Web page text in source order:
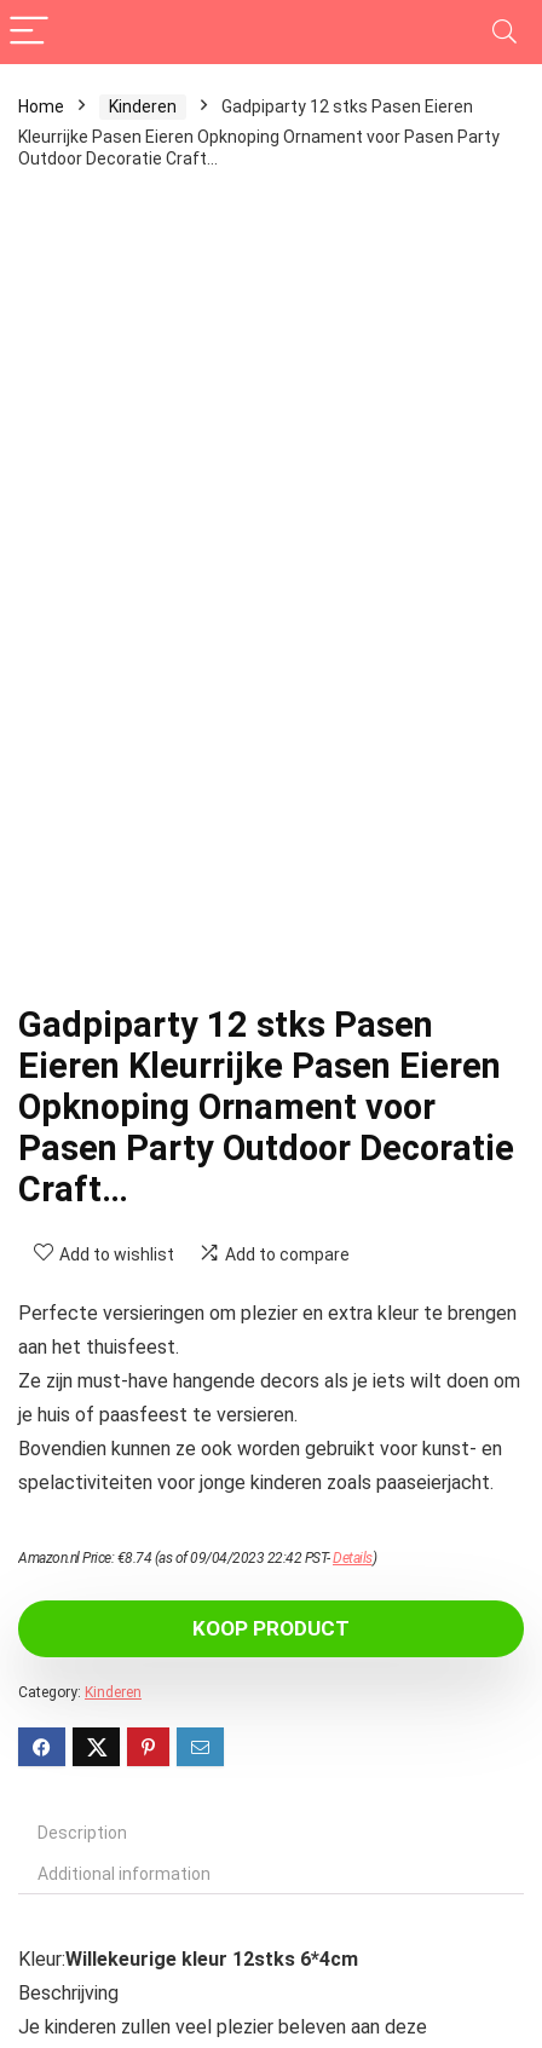
Home Kinderen
Gadpiparty 12 stks Pasen Eieren
Kleurrijke Pasen Eieren Opknoping Ornament voor Pasen Party
Outdoor Decoratie Craft…
Gadpiparty 12 stks Pasen
Eieren Kleurrijke Pasen Eieren
Opknoping Ornament voor
Pasen Party Outdoor Decoratie
Craft…
Add to wishlist Add to compare
Perfecte versieringen om plezier en extra kleur te brengen
aan het thuisfeest.
Ze zijn must-have hangende decors als je iets wilt doen om
je huis of paasfeest te versieren.
Bovendien kunnen ze ook worden gebruikt voor kunst- en
spelactiviteiten voor jonge kinderen zoals paaseierjacht.
Amazon.nl Price:€8.74 (as of 09/04/2023 22:42 PST-Details)
KOOP PRODUCT
Category: Kinderen
Description
Additional information
Kleur:Willekeurige kleur 12stks 6*4cm
Beschrijving
Je kinderen zullen veel plezier beleven aan deze